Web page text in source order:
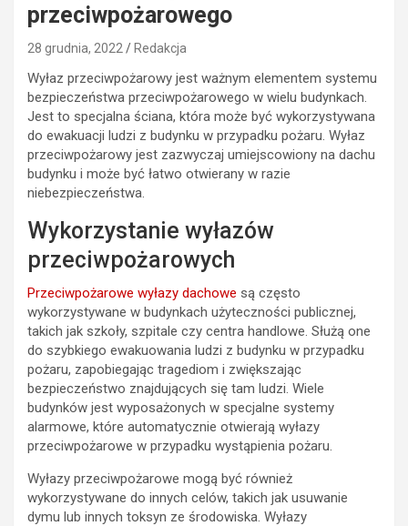
przeciwpożarowego
28 grudnia, 2022 Redakcja
Wyłaz przeciwpożarowy jest ważnym elementem systemu
bezpieczeństwa przeciwpożarowego w wielu budynkach.
Jest to specjalna ściana, która może być wykorzystywana
do ewakuacji ludzi z budynku w przypadku pożaru. Wyłaz
przeciwpożarowy jest zazwyczaj umiejscowiony na dachu
budynku i może być łatwo otwierany w razie
niebezpieczeństwa.
Wykorzystanie wyłazów
przeciwpożarowych
Przeciwpożarowe wyłazy dachowe są często
wykorzystywane w budynkach użyteczności publicznej,
takich jak szkoły, szpitale czy centra handlowe. Służą one
do szybkiego ewakuowania ludzi z budynku w przypadku
pożaru, zapobiegając tragediom i zwiększając
bezpieczeństwo znajdujących się tam ludzi. Wiele
budynków jest wyposażonych w specjalne systemy
alarmowe, które automatycznie otwierają wyłazy
przeciwpożarowe w przypadku wystąpienia pożaru.
Wyłazy przeciwpożarowe mogą być również
wykorzystywane do innych celów, takich jak usuwanie
dymu lub innych toksyn ze środowiska. Wyłazy